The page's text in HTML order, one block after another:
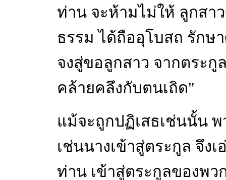
ท่าน จะห้ามไม่ให้ ลูกสา
ธรรม ได้ถืออุโบสถ รักษ
จงสู่ขอลูกสาว จากตระ
คล้ายคลึงกับตนเถิด"
แม้จะถูกปฏิเสธเช่นนั้น พ
เช่นนางเข้าสู่ตระกูล จึง
ท่าน เข้าสู่ตระกูลของพว